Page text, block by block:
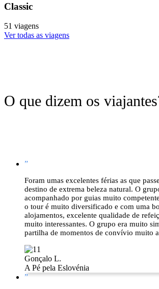
Classic
51 viagens
Ver todas as viagens
O que dizem os
”
Foram umas excelentes férias as que
destino de extrema beleza natural. O
acompanhado por guias muito
o tour é muito diversificado e com uma
alojamentos, excelente qualidade de
muito interessantes. O grupo era muito
partilha de momentos de convívio muito
Gonçalo L.
A Pé pela Eslovénia
”